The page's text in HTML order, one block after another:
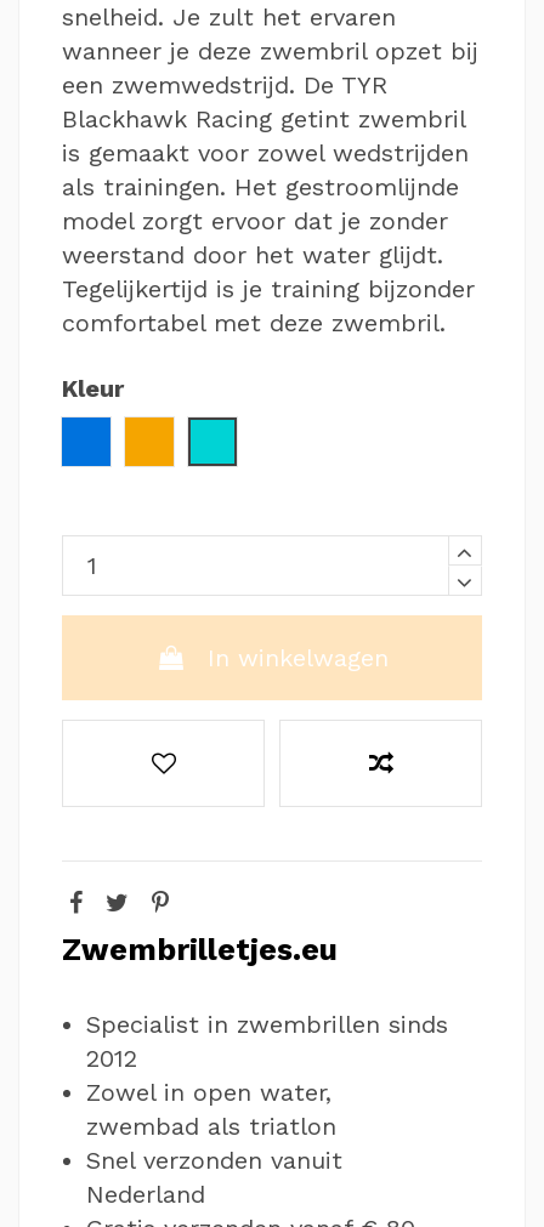
snelheid. Je zult het ervaren
wanneer je deze zwembril opzet bij
een zwemwedstrijd. De TYR
Blackhawk Racing getint zwembril
is gemaakt voor zowel wedstrijden
als trainingen. Het gestroomlijnde
model zorgt ervoor dat je zonder
weerstand door het water glijdt.
Tegelijkertijd is je training bijzonder
comfortabel met deze zwembril.
Kleur
In winkelwagen
Zwembrilletjes.eu
Specialist in zwembrillen sinds
2012
Zowel in open water,
zwembad als triatlon
Snel verzonden vanuit
Nederland